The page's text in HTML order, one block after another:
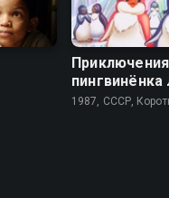
Приключения
Фильм
1987, СССР,